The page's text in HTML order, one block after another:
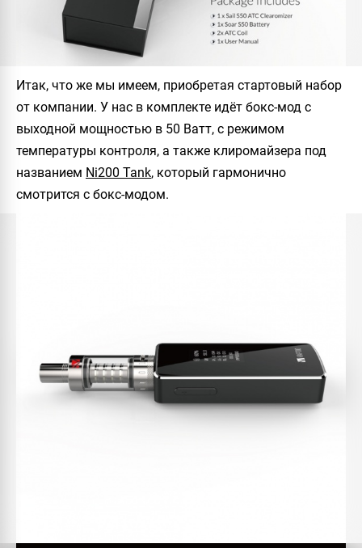
Итак, что же мы имеем, приобретая стартовый набор
от компании. У нас в комплекте идёт бокс-мод с
выходной мощностью в 50 Ватт, с режимом
температуры контроля, а также клиромайзера под
названием Ni200 Tank, который гармонично
смотрится с бокс-модом.